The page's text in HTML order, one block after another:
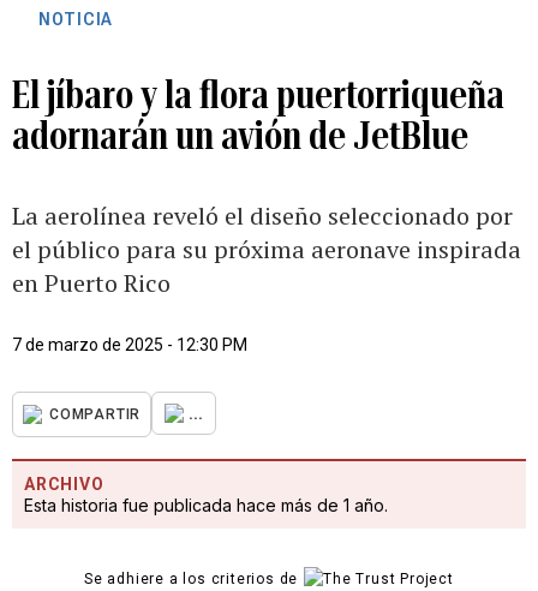
NOTICIA
El jíbaro y la flora puertorriqueña
adornarán un avión de JetBlue
La aerolínea reveló el diseño seleccionado por
el público para su próxima aeronave inspirada
en Puerto Rico
7 de marzo de 2025 - 12:30 PM
COMPARTIR ...
ARCHIVO
Esta historia fue publicada hace más de 1 año.
Se adhiere a los criterios de